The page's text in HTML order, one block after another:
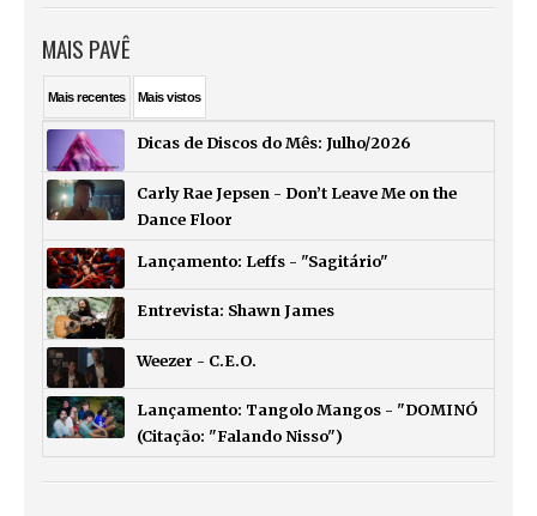
MAIS PAVÊ
Maisrecentes Maisvistos
Dicas de Discos do Mês: Julho/2026
Carly Rae Jepsen - Don’t Leave Me on the
Dance Floor
Lançamento: Leffs - "Sagitário"
Entrevista: Shawn James
Weezer - C.E.O.
Lançamento: Tangolo Mangos - "DOMINÓ
(Citação: "Falando Nisso")